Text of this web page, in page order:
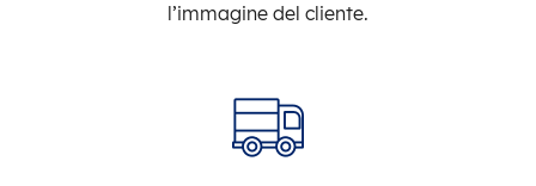
l’immagine del cliente.